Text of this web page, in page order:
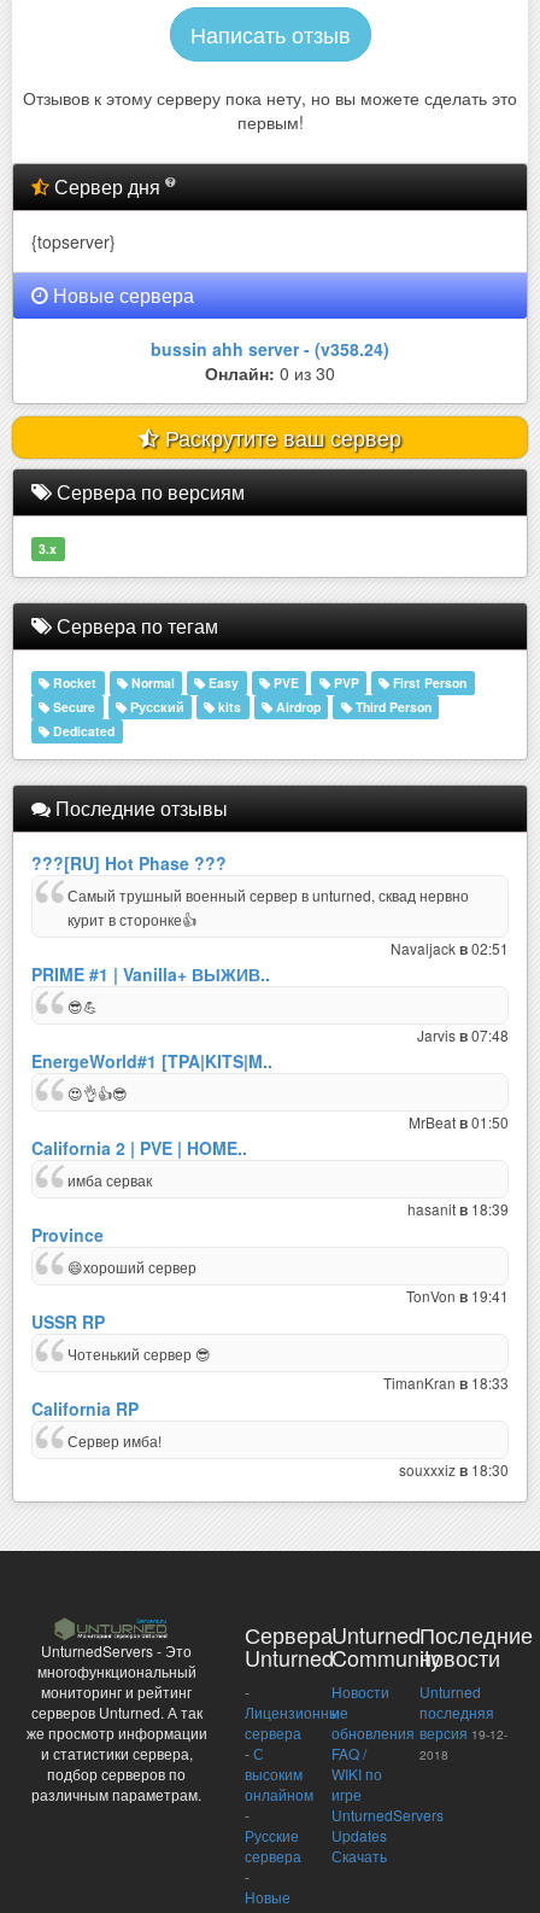
Написать отзыв
Отзывов к этому серверу пока нету, но вы можете сделать это
первым!
Сервер дня
{topserver}
Новые сервера
bussin ahh server - (v358.24)
Онлайн: 0 из 30
Раскрутите ваш сервер
Сервера по версиям
3.x
Сервера по тегам
Rocket Normal Easy PVE PVP
First Person
Secure
Русский kits Airdrop
Third Person
Dedicated
Последние отзывы
???[RU] Hot Phase ???
Самый трушный военный сервер в unturned, сквад нервно
курит в сторонке👍
Navaljackв02:51
PRIME #1 | Vanilla+ ВЫЖИВ..
😎💪
Jarvisв07:48
EnergeWorld#1 [TPA|KITS|M..
😍👌👍😎
MrBeatв01:50
California 2 | PVE | HOME..
имба сервак
hasanitв 18:39
Province
😄хороший сервер
TonVon в 19:41
USSR RP
Чотенький сервер 😎
TimanKran в 18:33
California RP
Сервер имба!
souxxxizв 18:30
UnturnedServers - Это
многофункциональный
мониторинг и рейтинг
серверов Unturned. А так
же просмотр информации
и статистики сервера,
подбор серверов по
различным параметрам.
Сервера
Unturned
-
Лицензионные
сервера
-С
высоким
онлайном
-
Русские
сервера
-
Новые
Unturned
Community
Новости
и
обновления
FAQ /
WIKI по
игре
UnturnedServers
Updates
Скачать
Последние
новости
Unturned
последняя
версия 19-12-
2018